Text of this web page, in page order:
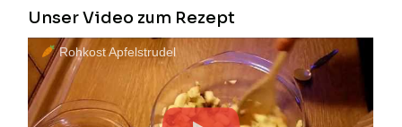
Unser Video zum Rezept
Rohkost Apfelstrudel